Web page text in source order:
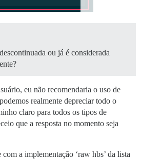
ou já é considerada
eu não recomendaria o uso de
realmente depreciar todo o
claro para todos os tipos de
que a resposta no momento seja
a implementação ‘raw hbs’ da lista